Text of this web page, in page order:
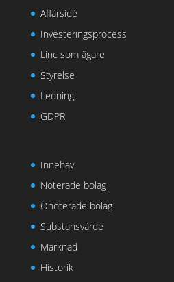
Affärsidé
Investeringsprocess
Linc som ägare
Styrelse
Ledning
GDPR
Innehav
Noterade bolag
Onoterade bolag
Substansvärde
Marknad
Historik